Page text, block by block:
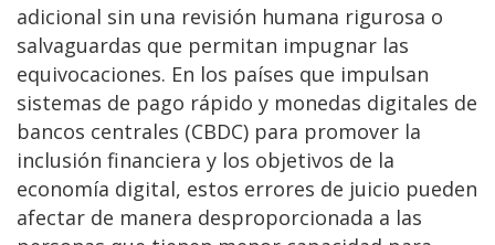
adicional sin una revisión humana rigurosa o
salvaguardas que permitan impugnar las
equivocaciones. En los países que impulsan
sistemas de pago rápido y monedas digitales de
bancos centrales (CBDC) para promover la
inclusión financiera y los objetivos de la
economía digital, estos errores de juicio pueden
afectar de manera desproporcionada a las